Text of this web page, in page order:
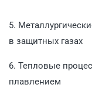
5.
в защитных газах
6. Тепловые
плавлением